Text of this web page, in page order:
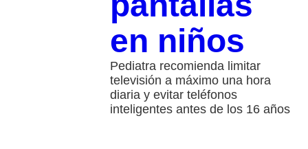
en niños
Pediatra recomienda limitar
televisión a máximo una hora
diaria y evitar teléfonos
inteligentes antes de los 16 años